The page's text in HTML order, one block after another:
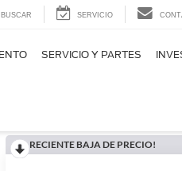
BUSCAR SERVICIO
SERVICIO Y PARTES
RECIENTE BAJA DE PRECIO!